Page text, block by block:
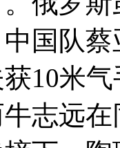
国队
10米
志远